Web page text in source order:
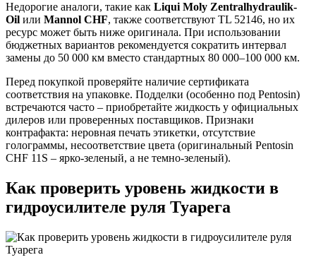
Недорогие аналоги, такие как Liqui Moly Zentralhydraulik-
Oil или Mannol CHF, также соответствуют TL 52146, но их
ресурс может быть ниже оригинала. При использовании
бюджетных вариантов рекомендуется сократить интервал
замены до 50 000 км вместо стандартных 80 000–100 000 км.
Перед покупкой проверяйте наличие сертификата
соответствия на упаковке. Подделки (особенно под Pentosin)
встречаются часто – приобретайте жидкость у официальных
дилеров или проверенных поставщиков. Признаки
контрафакта: неровная печать этикетки, отсутствие
голограммы, несоответствие цвета (оригинальный Pentosin
CHF 11S – ярко-зеленый, а не темно-зеленый).
Как проверить уровень жидкости в
гидроусилителе руля Туарега